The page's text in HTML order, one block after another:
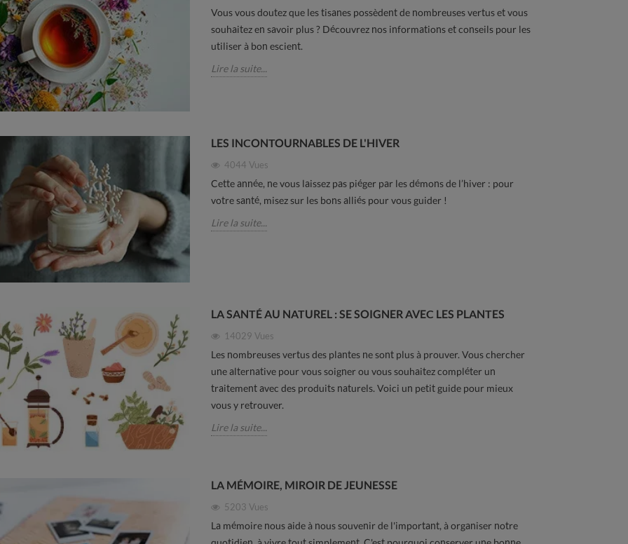
une haleine
adopter
Comment choisir son
dangereux pour les animaux
96 vues
Lire la suite...
Vous vous doutez que les tisanes possèdent de nombreuses vertus et vous
souhaitez en savoir plus ? Découvrez nos informations et conseils pour les
utiliser à bon escient.
Lire la suite...
LES INCONTOURNABLES DE L'HIVER
4044Vues
Cette année, ne vous laissez pas piéger par les démons de l’hiver : pour
votre santé, misez sur les bons alliés pour vous guider !
Lire la suite...
LA SANTÉ AU NATUREL : SE SOIGNER AVEC LES PLANTES
14029Vues
Les nombreuses vertus des plantes ne sont plus à prouver. Vous chercher
une alternative pour vous soigner ou vous souhaitez compléter un
traitement avec des produits naturels. Voici un petit guide pour mieux
vous y retrouver.
Lire la suite...
LA MÉMOIRE, MIROIR DE JEUNESSE
5203Vues
La mémoire nous aide à nous souvenir de l'important, à organiser notre